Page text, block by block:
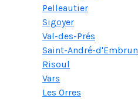
Pelleautier
Sigoyer
Val-des-Prés
Saint-André-d'Embrun
Risoul
Vars
Les Orres